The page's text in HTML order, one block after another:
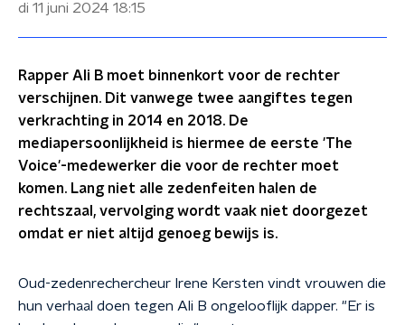
di 11 juni 2024 18:15
Rapper Ali B moet binnenkort voor de rechter
verschijnen. Dit vanwege twee aangiftes tegen
verkrachting in 2014 en 2018. De
mediapersoonlijkheid is hiermee de eerste 'The
Voice'-medewerker die voor de rechter moet
komen. Lang niet alle zedenfeiten halen de
rechtszaal, vervolging wordt vaak niet doorgezet
omdat er niet altijd genoeg bewijs is.
Oud-zedenrechercheur Irene Kersten vindt vrouwen die
hun verhaal doen tegen Ali B ongelooflijk dapper. "Er is